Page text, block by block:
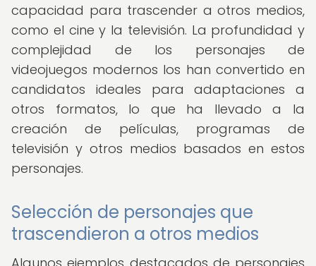
capacidad para trascender a otros medios,
como el cine y la televisión. La profundidad y
complejidad de los personajes de
videojuegos modernos los han convertido en
candidatos ideales para adaptaciones a
otros formatos, lo que ha llevado a la
creación de películas, programas de
televisión y otros medios basados en estos
personajes.
Selección de personajes que
trascendieron a otros medios